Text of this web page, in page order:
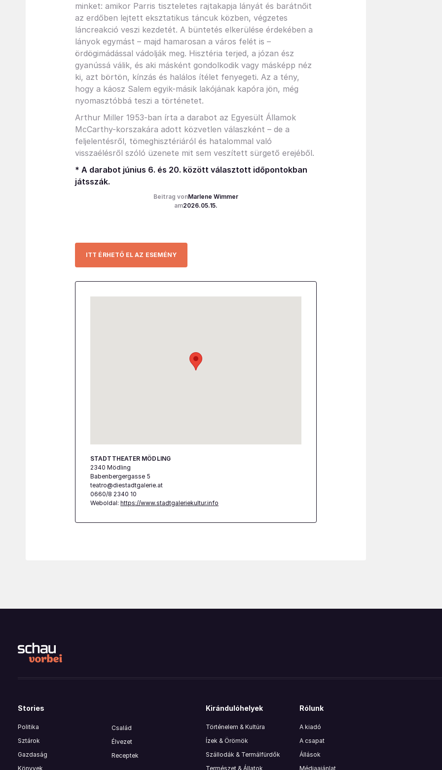
minket: amikor Parris tiszteletes rajtakapja lányát és barátnőit
az erdőben lejtett eksztatikus táncuk közben, végzetes
láncreakció veszi kezdetét. A büntetés elkerülése érdekében a
lányok egymást – majd hamarosan a város felét is –
ördögimádással vádolják meg. Hisztéria terjed, a józan ész
gyanússá válik, és aki másként gondolkodik vagy másképp néz
ki, azt börtön, kínzás és halálos ítélet fenyegeti. Az a tény,
hogy a káosz Salem egyik-másik lakójának kapóra jön, még
nyomasztóbbá teszi a történetet.
Arthur Miller 1953-ban írta a darabot az Egyesült Államok
McCarthy-korszakára adott közvetlen válaszként – de a
feljelentésről, tömeghisztériáról és hatalommal való
visszaélésről szóló üzenete mit sem veszített sürgető erejéből.
* A darabot június 6. és 20. között választott időpontokban
játsszák.
Marlene Wimmer
2026.05.15.
ITT ÉRHETŐ EL AZ ESEMÉNY
STADTTHEATER MÖDLING
2340 Mödling
Babenbergergasse 5
teatro@diestadtgalerie.at
0660/8 2340 10
Weboldal: https://www.stadtgaleriekultur.info
Stories
Politika
Sztárok
Gazdaság
Könyvek
Család
Élvezet
Receptek
Kirándulóhelyek
Történelem & Kultúra
Ízek & Örömök
Szállodák & Termálfürdők
Természet & Állatok
Rólunk
A kiadó
A csapat
Állások
Médiaajánlat